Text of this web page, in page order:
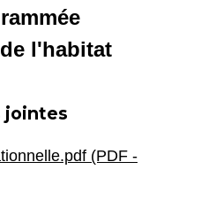
l'habitat
jointes
(PDF -